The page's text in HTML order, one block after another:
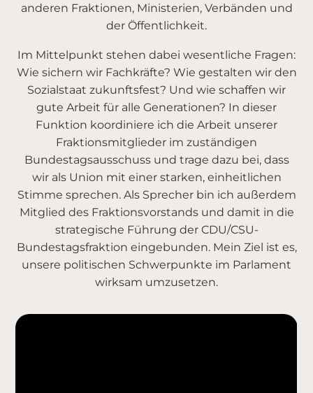
anderen Fraktionen, Ministerien, Verbänden und
der Öffentlichkeit.
Im Mittelpunkt stehen dabei wesentliche Fragen:
Wie sichern wir Fachkräfte? Wie gestalten wir den
Sozialstaat zukunftsfest? Und wie schaffen wir
gute Arbeit für alle Generationen? In dieser
Funktion koordiniere ich die Arbeit unserer
Fraktionsmitglieder im zuständigen
Bundestagsausschuss und trage dazu bei, dass
wir als Union mit einer starken, einheitlichen
Stimme sprechen. Als Sprecher bin ich außerdem
Mitglied des Fraktionsvorstands und damit in die
strategische Führung der CDU/CSU-
Bundestagsfraktion eingebunden. Mein Ziel ist es,
unsere politischen Schwerpunkte im Parlament
wirksam umzusetzen.